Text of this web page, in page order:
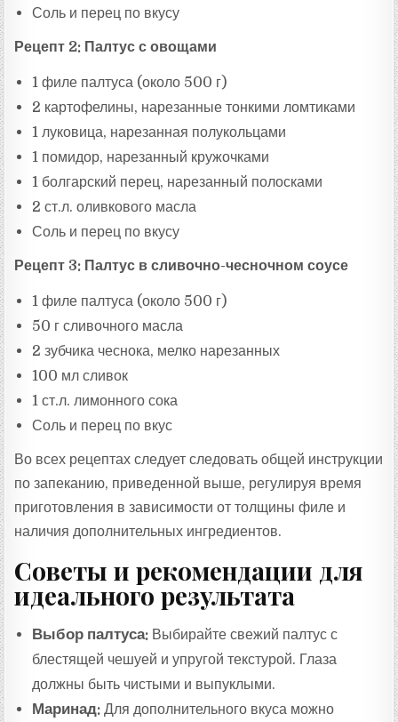
Соль и перец по вкусу
Рецепт 2: Палтус с овощами
1 филе палтуса (около 500 г)
2 картофелины, нарезанные тонкими ломтиками
1 луковица, нарезанная полукольцами
1 помидор, нарезанный кружочками
1 болгарский перец, нарезанный полосками
2 ст.л. оливкового масла
Соль и перец по вкусу
Рецепт 3: Палтус в сливочно-чесночном соусе
1 филе палтуса (около 500 г)
50 г сливочного масла
2 зубчика чеснока, мелко нарезанных
100 мл сливок
1 ст.л. лимонного сока
Соль и перец по вкус
Во всех рецептах следует следовать общей инструкции
по запеканию, приведенной выше, регулируя время
приготовления в зависимости от толщины филе и
наличия дополнительных ингредиентов.
Советы и рекомендации для
идеального результата
Выбор палтуса: Выбирайте свежий палтус с
блестящей чешуей и упругой текстурой. Глаза
должны быть чистыми и выпуклыми.
Маринад: Для дополнительного вкуса можно